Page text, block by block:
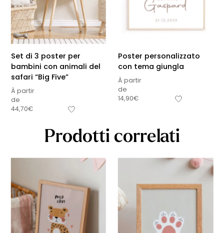
Set di 3 poster per
bambini con animali del
safari “Big Five”
À partir
de
44,70€
Poster personalizzato
con tema giungla
À partir
de
14,90€
Prodotti correlati